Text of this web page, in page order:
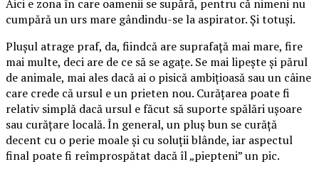
Aici e zona în care oamenii se supără, pentru că nimeni nu
cumpără un urs mare gândindu-se la aspirator. Și totuși.
Plușul atrage praf, da, fiindcă are suprafață mai mare, fire
mai multe, deci are de ce să se agațe. Se mai lipește și părul
de animale, mai ales dacă ai o pisică ambițioasă sau un câine
care crede că ursul e un prieten nou. Curățarea poate fi
relativ simplă dacă ursul e făcut să suporte spălări ușoare
sau curățare locală. În general, un pluș bun se curăță
decent cu o perie moale și cu soluții blânde, iar aspectul
final poate fi reîmprospătat dacă îl „piepteni” un pic.